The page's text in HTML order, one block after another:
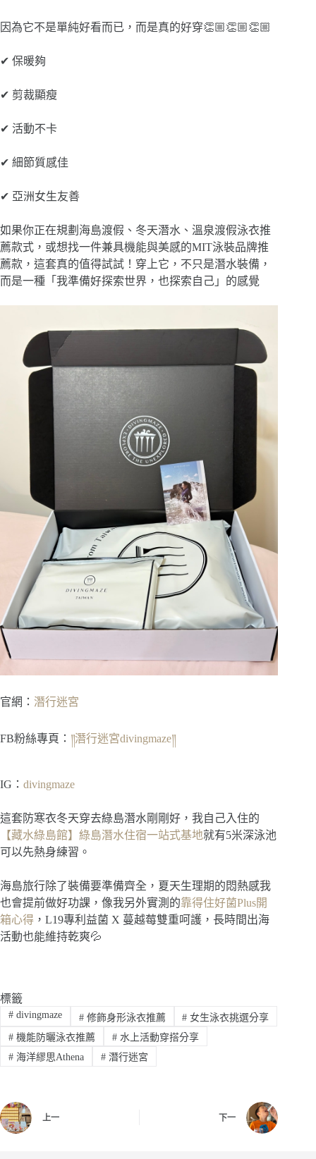
因為它不是單純好看而已，而是真的好穿👏🏼👏🏼👏🏼
✔ 保暖夠
✔ 剪裁顯瘦
✔ 活動不卡
✔ 細節質感佳
✔ 亞洲女生友善
如果你正在規劃海島渡假、冬天潛水、溫泉渡假泳衣推
薦款式，或想找一件兼具機能與美感的MIT泳裝品牌推
薦款，這套真的值得試試！穿上它，不只是潛水裝備，
而是一種「我準備好探索世界，也探索自己」的感覺
官網： 潛行迷宮
FB粉絲專頁： ༎潛行迷宮divingmaze༎
IG： divingmaze
這套防寒衣冬天穿去綠島潛水剛剛好，我自己入住的
【藏水綠島館】綠島潛水住宿一站式基地就有5米深泳池
可以先熱身練習。
海島旅行除了裝備要準備齊全，夏天生理期的悶熱感我
也會提前做好功課，像我另外實測的靠得住好菌Plus開
箱心得 ，L19專利益菌 X 蔓越莓雙重呵護，長時間出海
活動也能維持乾爽💦
標籤
#divingmaze #修飾身形泳衣推薦 # 女生泳衣挑選分享
#機能防曬泳衣推薦 #水上活動穿搭分享
#海洋繆思Athena #潛行迷宮
上一 下一